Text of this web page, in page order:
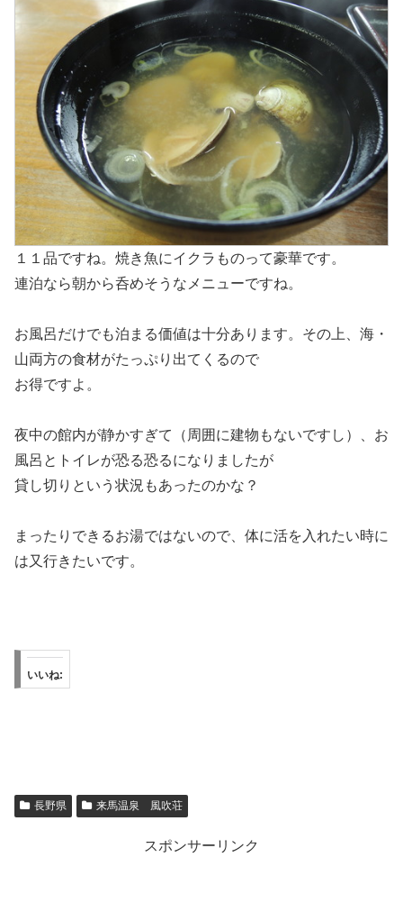
１１品ですね。焼き魚にイクラものって豪華です。
連泊なら朝から呑めそうなメニューですね。
お風呂だけでも泊まる価値は十分あります。その上、海・
山両方の食材がたっぷり出てくるので
お得ですよ。
夜中の館内が静かすぎて（周囲に建物もないですし）、お
風呂とトイレが恐る恐るになりましたが
貸し切りという状況もあったのかな？
まったりできるお湯ではないので、体に活を入れたい時に
は又行きたいです。
いいね:
長野県 来馬温泉 風吹荘
スポンサーリンク